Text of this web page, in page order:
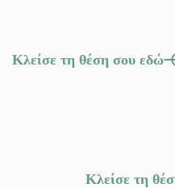
Κλείσε τη θέση σου εδώ
Κλείσε τη